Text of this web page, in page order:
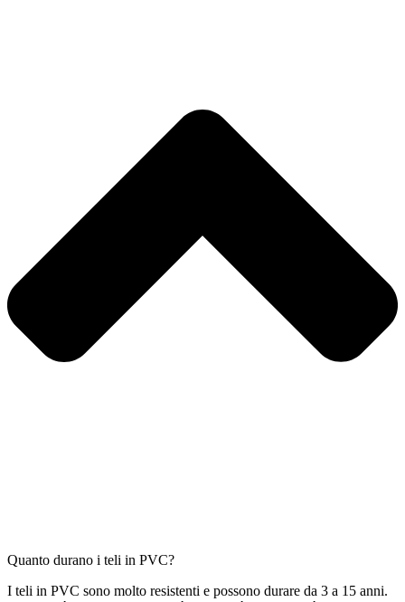
Quanto durano i teli in PVC?
I teli in PVC sono molto resistenti e possono durare da 3 a 15 anni.